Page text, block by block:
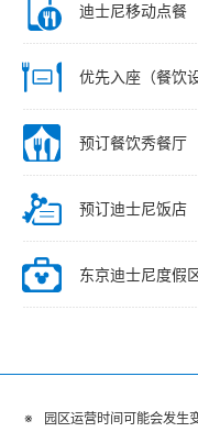
迪士尼移动点餐
优先入座（餐饮
预订餐饮秀餐厅
预订迪士尼饭
东京迪士尼度假
园区运营时间可能会发生